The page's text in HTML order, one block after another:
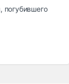
погубившего